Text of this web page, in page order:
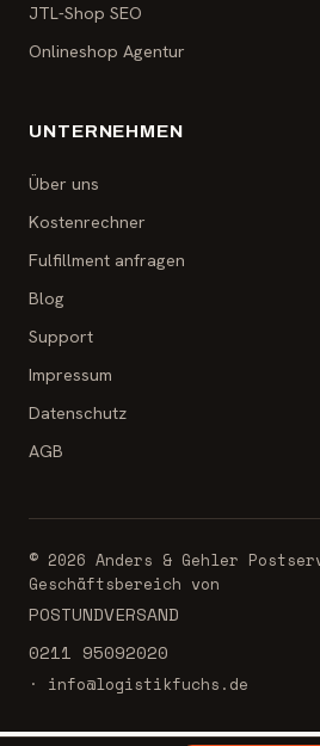
JTL-Shop SEO
Onlineshop Agentur
UNTERNEHMEN
Über uns
Kostenrechner
Fulfillment anfragen
Blog
Support
Impressum
Datenschutz
AGB
© 2026 Anders & Gehler
Geschäftsbereich von
POSTUNDVERSAND
0211 95092020
· info@logistikfuchs.de